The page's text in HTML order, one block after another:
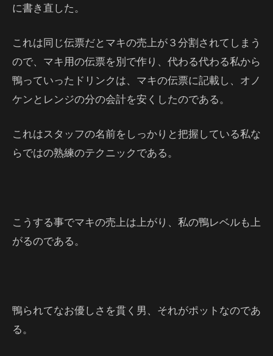
に書き直した。
これは同じ伝票だとマキの売上が３分割されてしまう
ので、マキ用の伝票を別で作り、代わる代わる私から
鴨っていったドリンクは、マキの伝票に記載し、オノ
ケンとレンジの分の会計を安くしたのである。
これはスタッフの名前をしっかりと把握している私な
らではの熟練のテクニックである。
こうする事でマキの売上は上がり、私の鴨レベルも上
がるのである。
鴨られてなお優しさを貫く男、それがポットなのであ
る。